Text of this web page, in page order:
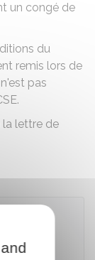
un congé de
du
remis lors de
pas
la lettre de